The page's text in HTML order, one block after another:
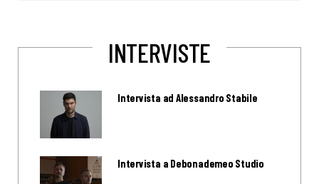
INTERVISTE
Intervista ad Alessandro Stabile
Intervista a Debonademeo Studio